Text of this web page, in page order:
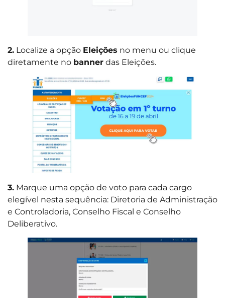
2. Localize a opção Eleições no menu ou clique
diretamente no banner das Eleições.
3. Marque uma opção de voto para cada cargo
elegível nesta sequência: Diretoria de Administração
e Controladoria, Conselho Fiscal e Conselho
Deliberativo.